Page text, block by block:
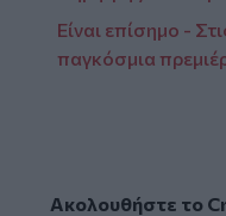
Είναι επίσημο -
παγκόσμια
Ακολουθήστε το